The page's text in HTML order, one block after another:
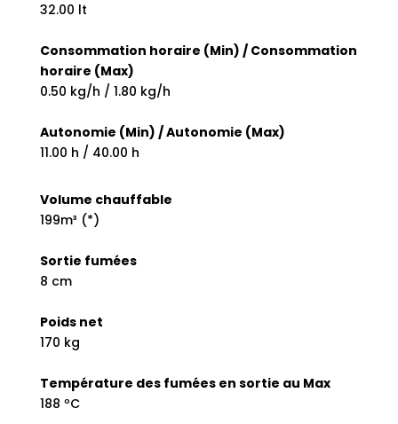
32.00 lt
Consommation horaire (Min) / Consommation
horaire (Max)
0.50 kg/h / 1.80 kg/h
Autonomie (Min) / Autonomie (Max)
11.00 h / 40.00 h
Volume chauffable
199m³ (*)
Sortie fumées
8 cm
Poids net
170 kg
Température des fumées en sortie au Max
188 ºC